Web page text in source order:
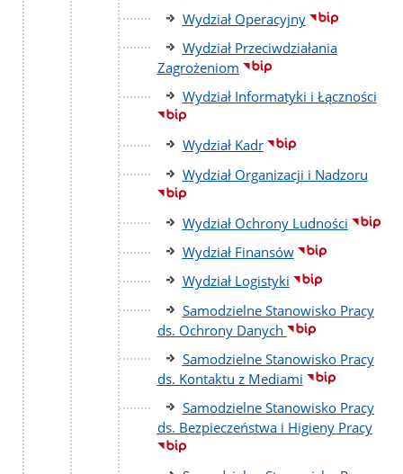
Wydział Operacyjny
Wydział Przeciwdziałania
Zagrożeniom
Wydział Informatyki i Łączności
Wydział Kadr
Wydział Organizacji i Nadzoru
Wydział Ochrony Ludności
Wydział Finansów
Wydział Logistyki
Samodzielne Stanowisko Pracy
ds. Ochrony Danych
Samodzielne Stanowisko Pracy
ds. Kontaktu z Mediami
Samodzielne Stanowisko Pracy
ds. Bezpieczeństwa i Higieny Pracy